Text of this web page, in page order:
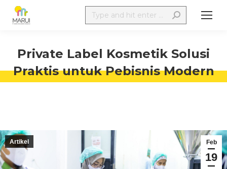
Private Label Kosmetik Solusi
Praktis untuk Pebisnis Modern
Feb
19
Artikel